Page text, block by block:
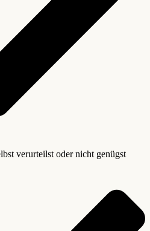
verurteilst oder nicht genügst